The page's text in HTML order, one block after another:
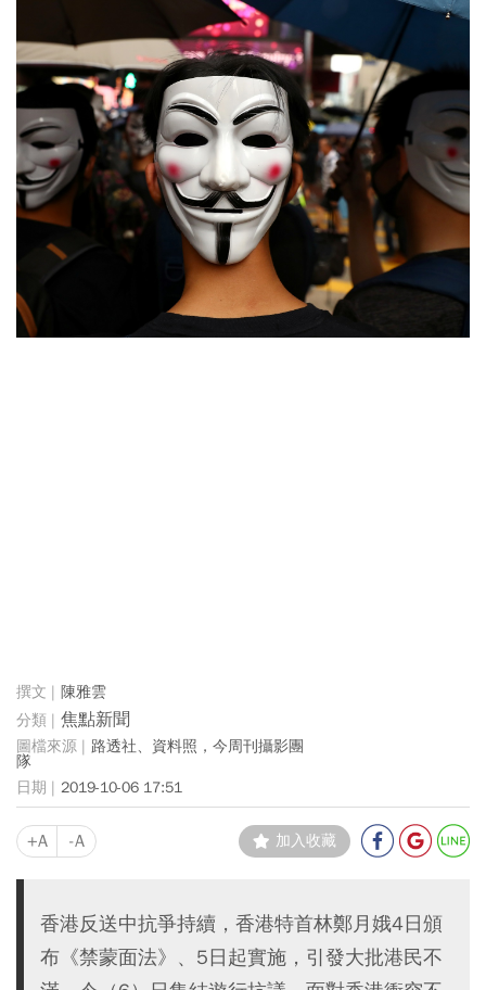
陳雅雲
焦點新聞
路透社、資料照，今周刊攝影團
隊
2019-10-06 17:51
+A -A 加入收藏
香港反送中抗爭持續，香港特首林鄭月娥4日頒
布《禁蒙面法》、5日起實施，引發大批港民不